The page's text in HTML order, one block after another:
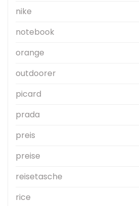
nike
notebook
orange
outdoorer
picard
prada
preis
preise
reisetasche
rice